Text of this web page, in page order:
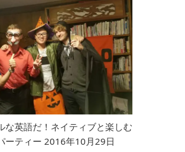
な英語だ！ネイティブと楽しむ
ーティー 2016年10月29日